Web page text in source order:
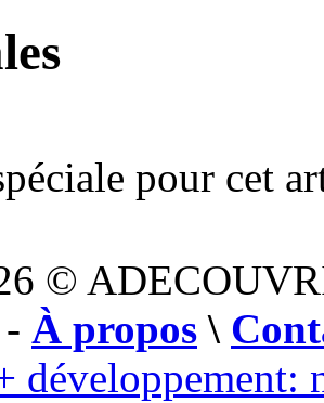
pour cet
©
À propos \
développement: